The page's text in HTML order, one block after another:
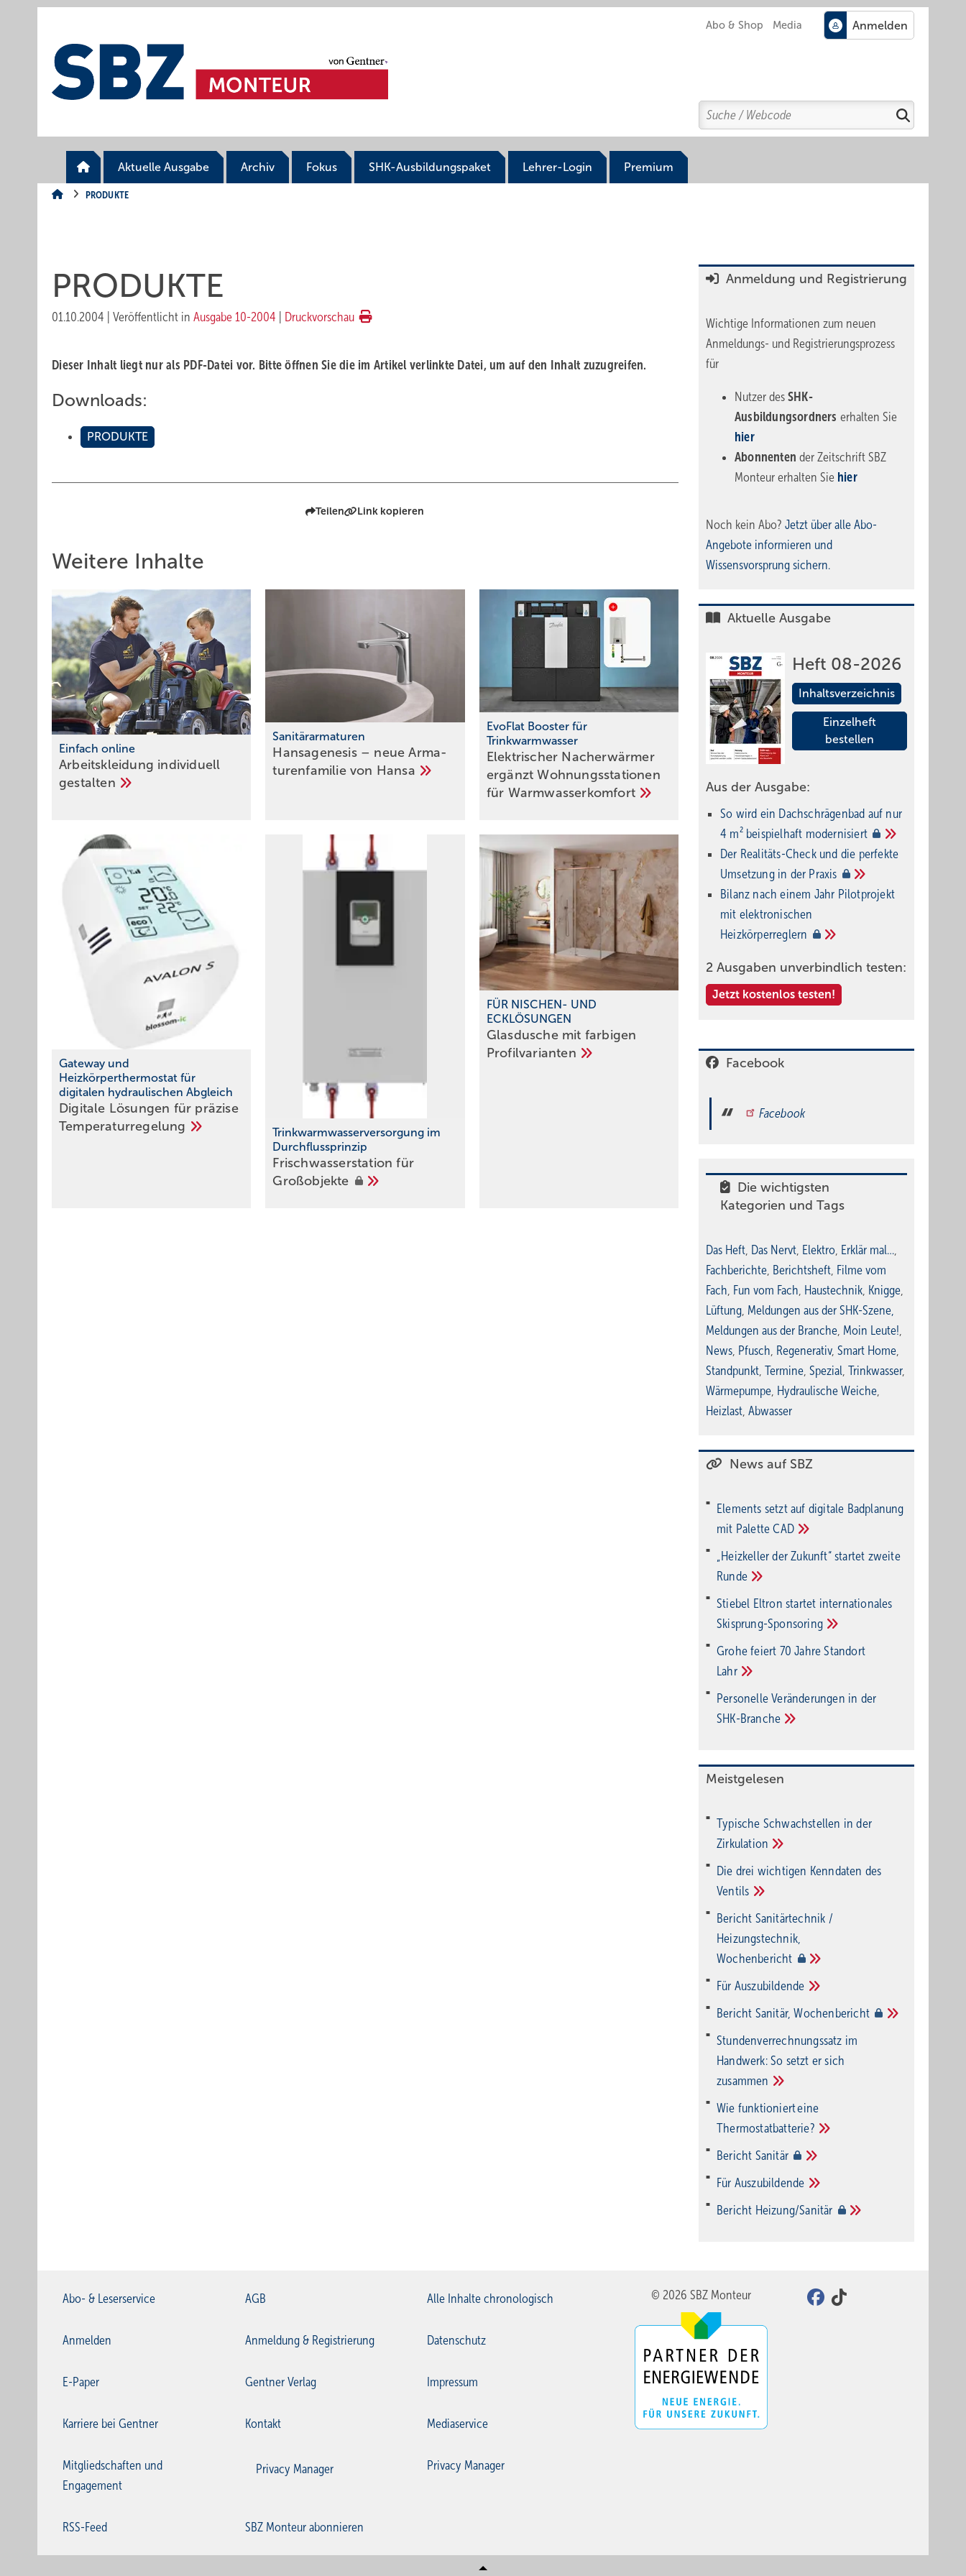
Abo & Shop Media
Search
Suchen
Aktuelle Ausgabe Archiv Fokus SHK-Ausbildungspaket Lehrer-Login Premium
PRODUKTE
PRODUKTE
01.10.2004 Veröffentlicht in Ausgabe 10-2004 Druckvorschau
Dieser Inhalt liegt nur als PDF-Datei vor. Bitte öffnen Sie die im Artikel verlinkte Datei, um auf den Inhalt zuzugreifen.
Downloads:
PRODUKTE
Teilen Link kopieren
Weitere Inhalte
Einfach online
Arbeitskleidung individuell
gestalten
Sanitärarmaturen
Hansagenesis – neue Arma­
tu­ren­familie von Hansa
EvoFlat Booster für
Trinkwarmwasser
Elektrischer Nacherwärmer
ergänzt Wohnungsstationen
für Warmwasserkomfort
Gateway und
Heizkörper thermostat für
digitalen hydraulischen Abgleich
Digitale Lösungen für ­präzise
Temperaturregelung
Trinkwarmwasserversorgung im
Durchflussprinzip
Frischwasserstation für
Großobjekte
FÜR NISCHEN- UND
ECKLÖSUNGEN
Glasdusche mit farbigen
Profilvarianten
Anmeldung und Registrierung
Wichtige Informationen zum neuen
Anmeldungs- und Registrierungsprozess
für
Nutzer des SHK-
Ausbildungsordners erhalten Sie
hier
Abonnentender Zeitschrift SBZ
Monteur erhalten Sie hier
Noch kein Abo? Jetzt über alle Abo-
Angebote informieren und
Wissensvorsprung sichern.
Aktuelle Ausgabe
Heft 08-2026
Inhaltsverzeichnis
Einzelheft
bestellen
Aus der Ausgabe:
So wird ein Dach­schrägenbad auf nur
4 m² beispielhaft modernisiert
Der Realitäts-Check und die perfekte
Umsetzung in der Praxis
Bilanz nach einem Jahr Pilotprojekt
mit elektronischen
Heizkörperreglern
2 Ausgaben unverbindlich testen:
Jetzt kostenlos testen!
Facebook
Facebook
Die wichtigsten
Kategorien und Tags
Das Heft, Das Nervt, Elektro, Erklär mal…,
Fachberichte, Berichtsheft, Filme vom
Fach, Fun vom Fach, Haustechnik, Knigge,
Lüftung, Meldungen aus der SHK-Szene,
Meldungen aus der Branche, Moin Leute!,
News, Pfusch, Regenerativ, Smart Home,
Standpunkt, Termine, Spezial, Trinkwasser,
Wärmepumpe, Hydraulische Weiche,
Heizlast, Abwasser
News auf SBZ
Elements setzt auf di­gi­ta­le Bad­pla­nung
mit PaletteCAD
„Heizkeller der Zu­kunft“ star­tet zwei­te
Run­de
Stiebel Eltron startet internatio­nales
Ski­sprung-Spon­soring
Grohe feiert 70 Jahre Standort
Lahr
Personelle Veränderungen in der
SHK-Branche
Meistgelesen
Typische Schwachstellen in der
Zirkulation
Die drei wichtigen Kenndaten des
Ventils
Bericht Sanitärtechnik /
Heizungstechnik,
Wochenbericht
Für Auszubildende
Bericht Sanitär,Wochenbericht
Stundenverrechnungssatz im
Handwerk: So setzt er sich
zusammen
Wie funktioniert eine
Thermostatbatterie?
Bericht Sanitär
Für Auszubildende
Bericht Heizung/Sanitär
Abo- & Leserservice AGB Alle Inhalte chronologisch
Anmelden Anmeldung & Registrierung Datenschutz
E-Paper Gentner Verlag Impressum
Karriere bei Gentner Kontakt Mediaservice
Mitgliedschaften und
Engagement
Privacy Manager Privacy Manager
RSS-Feed SBZ Monteur abonnieren
© 2026 SBZ Monteur